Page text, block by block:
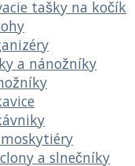
tašky na kočík
a nánožníky
a slnečníky